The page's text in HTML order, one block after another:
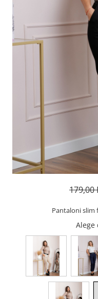
179,00
Pantaloni slim
Alege